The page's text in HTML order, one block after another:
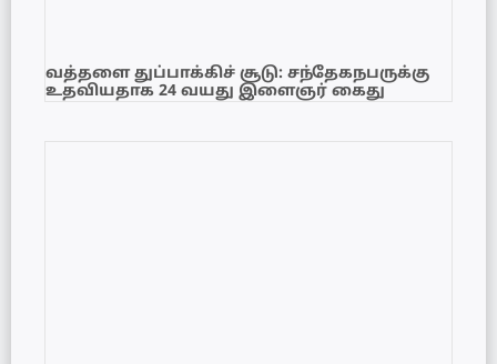
வத்தளை துப்பாக்கிச் சூடு: சந்தேகநபருக்கு
உதவியதாக 24 வயது இளைஞர் கைது